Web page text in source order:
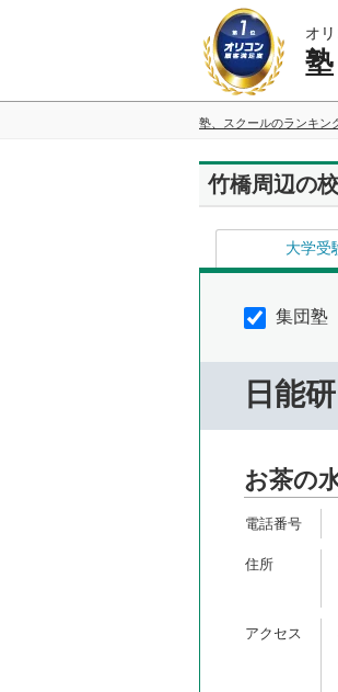
オ
塾、スクールのランキン
竹橋周辺の
大学受
集団塾
日能研
お茶の